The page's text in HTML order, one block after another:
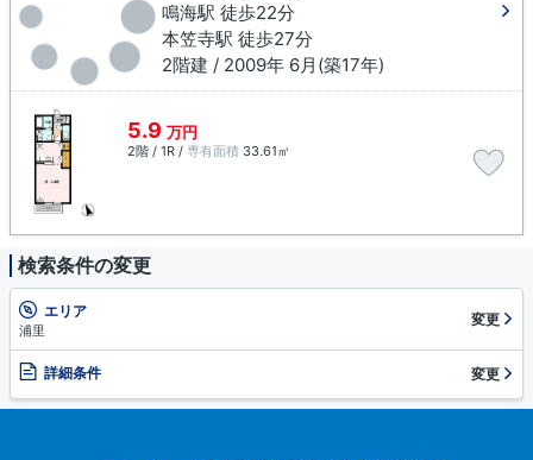
鳴海駅 徒歩22分
本笠寺駅 徒歩27分
2階建 / 2009年 6月(築17年)
5.9 万円
2階 / 1R / 専有面積 33.61㎡
検索条件の変更
エリア
浦里
変更
詳細条件 変更